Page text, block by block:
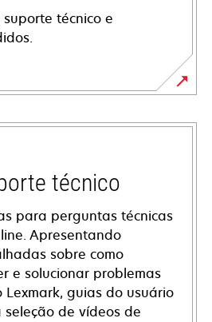
técnico e
técnico
para perguntas técnicas
Apresentando
sobre como
e solucionar problemas
guias do usuário
de vídeos de